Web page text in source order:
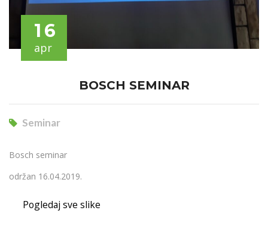
16
apr
BOSCH SEMINAR
Seminar
Bosch seminar
održan 16.04.2019.
Pogledaj sve slike